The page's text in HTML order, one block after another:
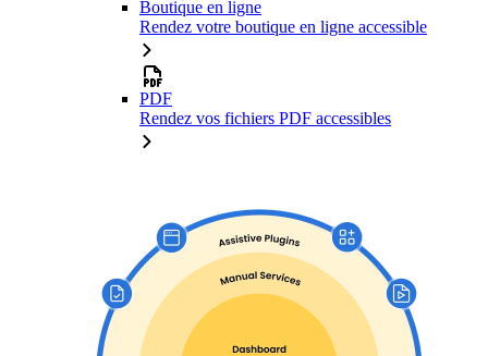
Boutique en ligne
Rendez votre boutique en ligne accessible
PDF
Rendez vos fichiers PDF accessibles